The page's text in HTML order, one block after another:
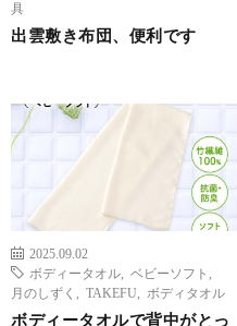
具
出雲敷き布団、便利です
2025.09.02
ボディータオル
ベビーソフト
月のしずく
TAKEFU ボディタオル
ボディータオルで背中がとっ